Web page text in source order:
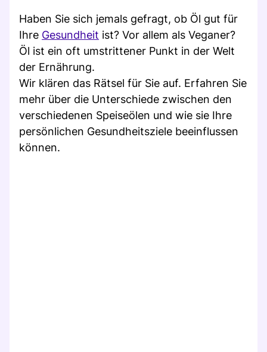
Haben Sie sich jemals gefragt, ob Öl gut für
Ihre Gesundheit ist? Vor allem als Veganer?
Öl ist ein oft umstrittener Punkt in der Welt
der Ernährung.
Wir klären das Rätsel für Sie auf. Erfahren Sie
mehr über die Unterschiede zwischen den
verschiedenen Speiseölen und wie sie Ihre
persönlichen Gesundheitsziele beeinflussen
können.